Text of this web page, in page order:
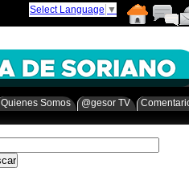
Select Language ▼
Quienes Somos @gesor TV